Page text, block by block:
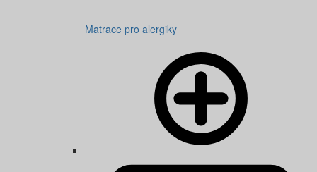
Matrace pro alergiky